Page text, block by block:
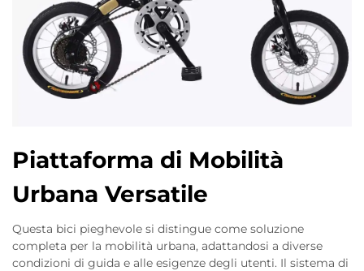
Piattaforma di Mobilità
Urbana Versatile
Questa bici pieghevole si distingue come soluzione
completa per la mobilità urbana, adattandosi a diverse
condizioni di guida e alle esigenze degli utenti. Il sistema di